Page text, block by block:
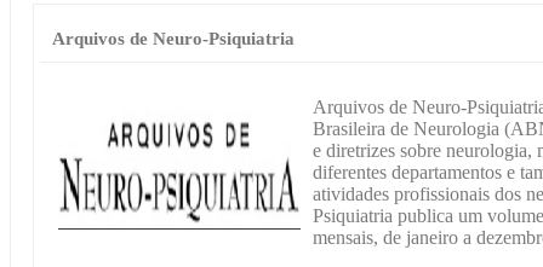
Arquivos de Neuro-Psiquiatria
Arquivos de Neuro-
Brasileira de Neurologia
e diretrizes sobre neurologia,
diferentes departamentos e
atividades profissionais dos
Psiquiatria publica um
mensais, de janeiro a